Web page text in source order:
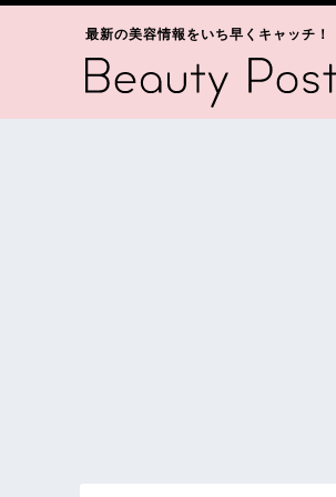
最新の美容情報をいち早くキャッチ！